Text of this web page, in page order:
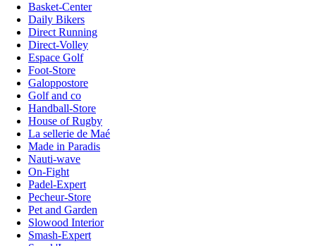
Basket-Center
Daily Bikers
Direct Running
Direct-Volley
Espace Golf
Foot-Store
Galoppostore
Golf and co
Handball-Store
House of Rugby
La sellerie de Maé
Made in Paradis
Nauti-wave
On-Fight
Padel-Expert
Pecheur-Store
Pet and Garden
Slowood Interior
Smash-Expert